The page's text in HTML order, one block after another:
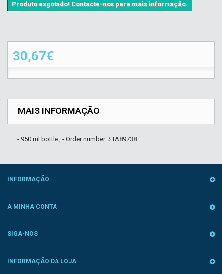
Produto esgotado! Contacte-nos para mais informação.
30,67€
MAIS INFORMAÇÃO
- 950 ml bottle., - Order number: STA89738
INFORMAÇÃO
A MINHA CONTA
SIGA-NOS
INFORMAÇÃO DA LOJA